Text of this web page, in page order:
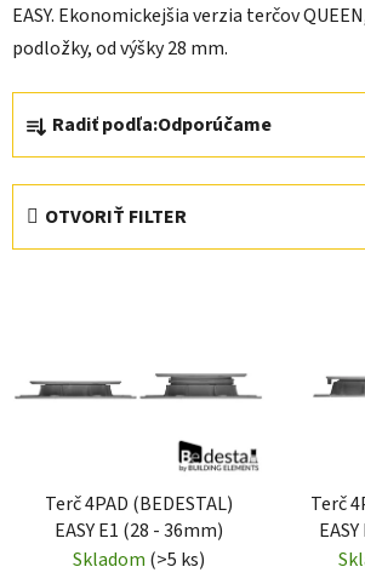
EASY. Ekonomickejšia verzia terčov
podložky, od výšky 28 mm.
a
d
o
Radiť podľa:Odporúčame
OTVORIŤ FILTER
Terč 4PAD (BEDESTAL)
EASY E1 (28 - 36mm)
Skladom (>5 ks)
Terč